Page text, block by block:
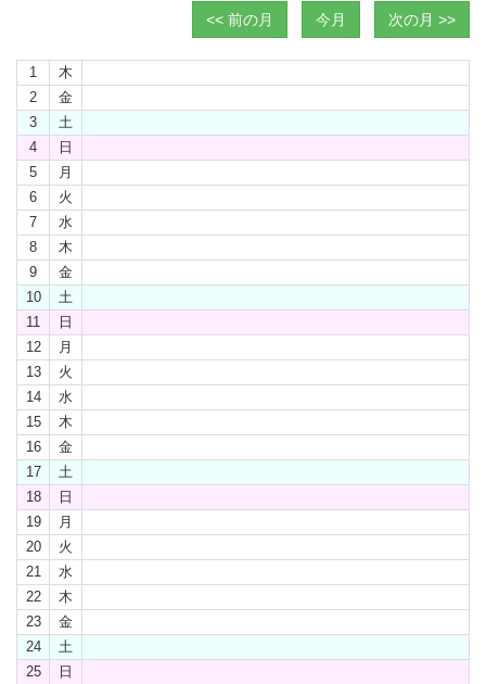
<< 前の月 今月 次の月 >>
1
木
2
金
3
土
4
日
5
月
6
火
7
水
8
木
9
金
10
土
11
日
12
月
13
火
14
水
15
木
16
金
17
土
18
日
19
月
20
火
21
水
22
木
23
金
24
土
25
日